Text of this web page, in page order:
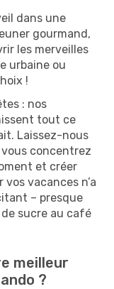
dans une
gourmand,
les merveilles
urbaine ou
!
: nos
tout ce
Laissez-nous
concentrez
et créer
vacances n’a
– presque
sucre au café
meilleur
?